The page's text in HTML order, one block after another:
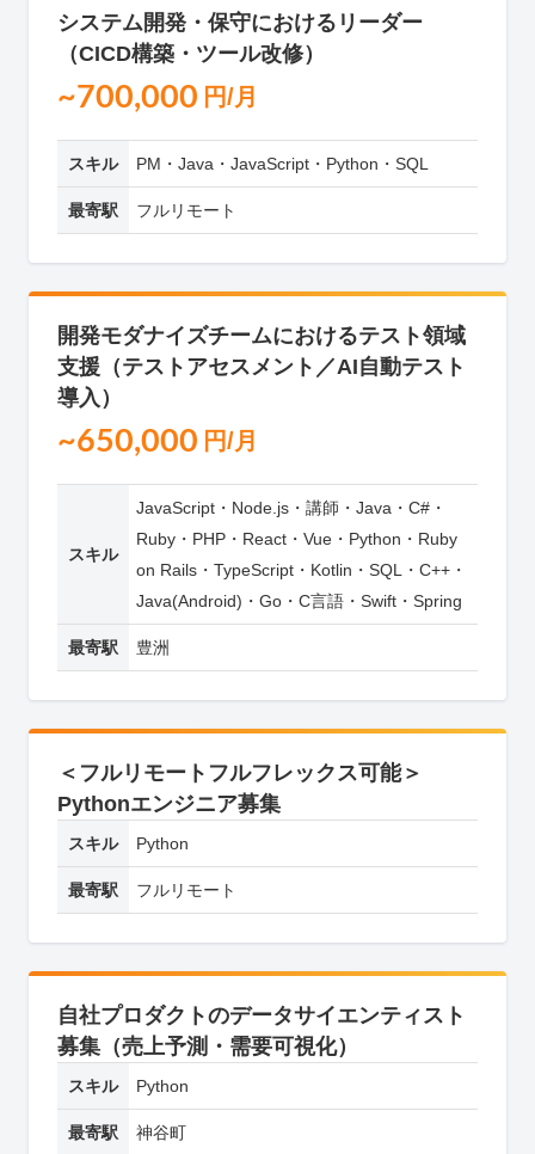
システム開発・保守におけるリーダー
（CICD構築・ツール改修）
~700,000 円/月
スキル PM・Java・JavaScript・Python・SQL
最寄駅 フルリモート
開発モダナイズチームにおけるテスト領域
支援（テストアセスメント／AI自動テスト
導入）
~650,000 円/月
スキル
JavaScript・Node.js・講師・Java・C#・
Ruby・PHP・React・Vue・Python・Ruby
on Rails・TypeScript・Kotlin・SQL・C++・
Java(Android)・Go・C言語・Swift・Spring
最寄駅 豊洲
＜フルリモートフルフレックス可能＞
Pythonエンジニア募集
スキル Python
最寄駅 フルリモート
自社プロダクトのデータサイエンティスト
募集（売上予測・需要可視化）
スキル Python
最寄駅 神谷町